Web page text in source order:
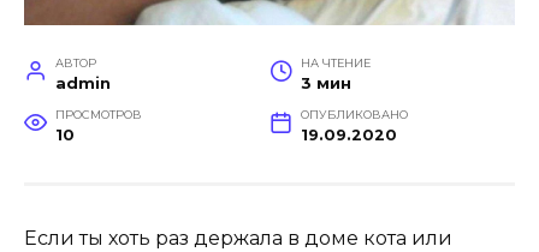
АВТОР
admin
НА ЧТЕНИЕ
3 мин
ПРОСМОТРОВ
10
ОПУБЛИКОВАНО
19.09.2020
Если ты хоть раз держала в доме кота или